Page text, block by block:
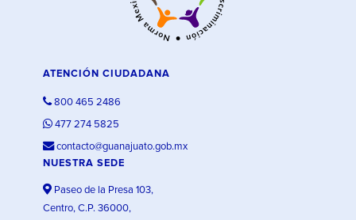
ATENCIÓN CIUDADANA
800 465 2486
477 274 5825
contacto@guanajuato.gob.mx
NUESTRA SEDE
Paseo de la Presa 103,
Centro, C.P. 36000,